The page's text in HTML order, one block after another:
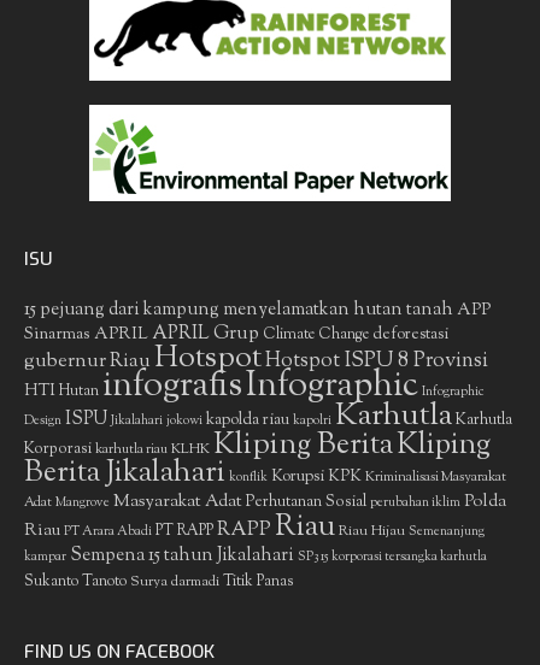
ISU
15 pejuang dari kampung menyelamatkan hutan tanah APP
Sinarmas APRIL APRIL Grup Climate Change deforestasi
gubernur RiauHotspotHotspot ISPU 8 Provinsi
HTIHutan infografisInfographic Infographic
Design ISPU Jikalahari jokowi kapolda riau kapolri KarhutlaKarhutla
Korporasikarhutla riauKLHKKliping BeritaKliping
Berita Jikalahari konflik Korupsi KPKKriminalisasi Masyarakat
Adat Mangrove Masyarakat AdatPerhutanan Sosial perubahan iklim Polda
Riau PT Arara Abadi PT RAPPRAPPRiauRiau Hijau Semenanjung
kampar Sempena 15 tahun Jikalahari SP3 15 korporasi tersangka karhutla
Sukanto Tanoto Surya darmadiTitik Panas
FIND US ON FACEBOOK